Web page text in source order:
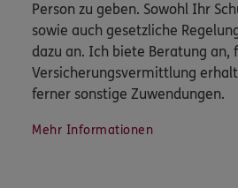
Person zu geben. Sowohl Ihr
sowie auch gesetzliche
dazu an. Ich biete Beratung an,
Versicherungsvermittlung
ferner sonstige Zuwendungen.
Mehr Informationen